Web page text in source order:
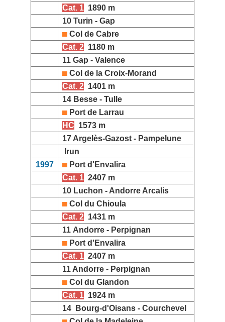
Cat. 1 1890 m
10 Turin - Gap
Col de Cabre
Cat. 2 1180 m
11 Gap - Valence
Col de la Croix-Morand
Cat. 2 1401 m
14 Besse - Tulle
Port de Larrau
HC 1573 m
17 Argelès-Gazost - Pampelune
Irun
1997
Port d'Envalira
Cat. 1 2407 m
10 Luchon - Andorre Arcalis
Col du Chioula
Cat. 2 1431 m
11 Andorre - Perpignan
Port d'Envalira
Cat. 1 2407 m
11 Andorre - Perpignan
Col du Glandon
Cat. 1 1924 m
14 Bourg-d'Oisans - Courchevel